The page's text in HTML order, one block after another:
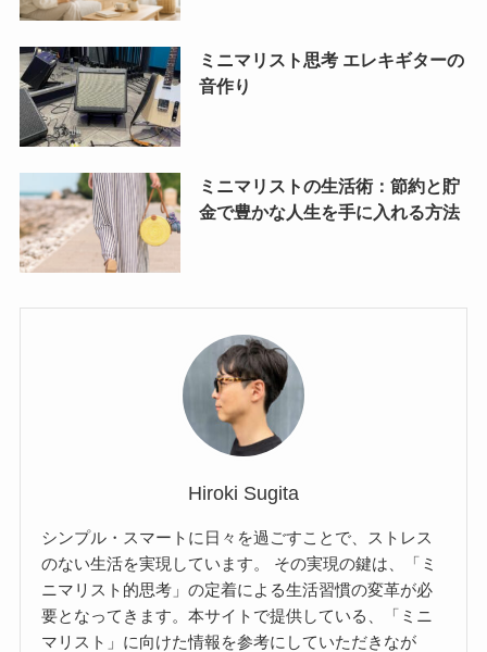
ミニマリスト思考 エレキギターの
音作り
ミニマリストの生活術：節約と貯
金で豊かな人生を手に入れる方法
Hiroki Sugita
シンプル・スマートに日々を過ごすことで、ストレス
のない生活を実現しています。 その実現の鍵は、「ミ
ニマリスト的思考」の定着による生活習慣の変革が必
要となってきます。本サイトで提供している、「ミニ
マリスト」に向けた情報を参考にしていただきなが